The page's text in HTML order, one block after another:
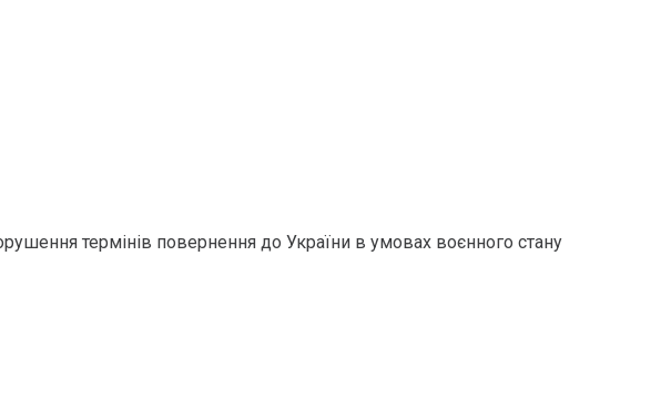
термінів повернення до України в умовах воєнного стану